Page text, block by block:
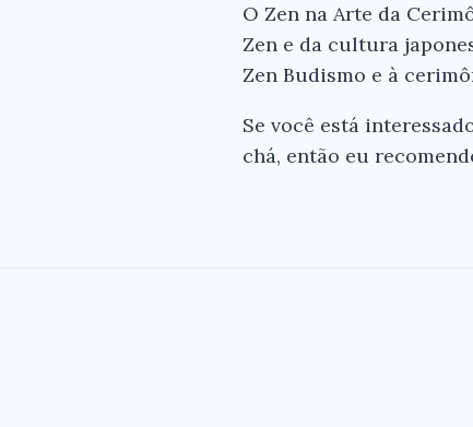
O Zen na Arte da
Zen e da cultura
Zen Budismo e à
Se você está
chá, então eu